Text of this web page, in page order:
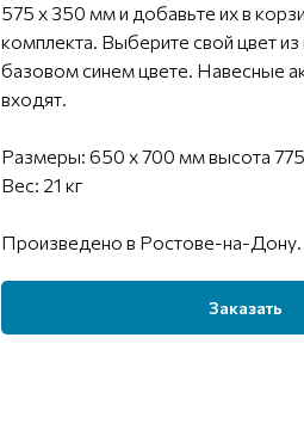
575 х 350 мм и добавьте их в
комплекта. Выберите свой цвет из
базовом синем цвете. Навесные
входят.
Размеры: 650 х 700 мм высота
Вес: 21 кг
Произведено в Ростове-на-Дону.
Заказать